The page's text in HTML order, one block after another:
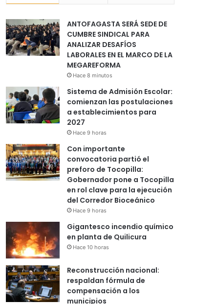
ANTOFAGASTA SERÁ SEDE DE
CUMBRE SINDICAL PARA
ANALIZAR DESAFÍOS
LABORALES EN EL MARCO DE LA
MEGAREFORMA
Hace 8 minutos
Sistema de Admisión Escolar:
comienzan las postulaciones
a establecimientos para
2027
Hace 9 horas
Con importante
convocatoria partió el
preforo de Tocopilla:
Gobernador pone a Tocopilla
en rol clave para la ejecución
del Corredor Bioceánico
Hace 9 horas
Gigantesco incendio químico
en planta de Quilicura
Hace 10 horas
Reconstrucción nacional:
respaldan fórmula de
compensación a los
municipios